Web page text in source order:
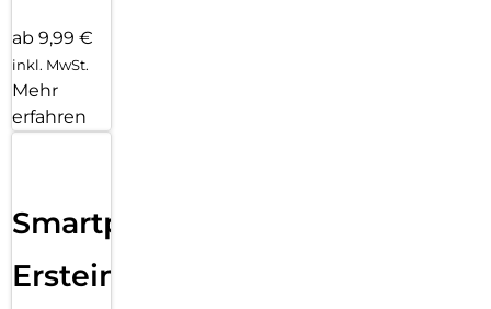
ab 9,99 €
inkl. MwSt.
Mehr
erfahren
Smartphone
Ersteinrichtung